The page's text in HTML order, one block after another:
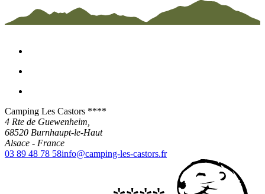
Camping Les Castors ****
4 Rte de Guewenheim,
68520 Burnhaupt-le-Haut
Alsace - France
03 89 48 78 58info@camping-les-castors.fr